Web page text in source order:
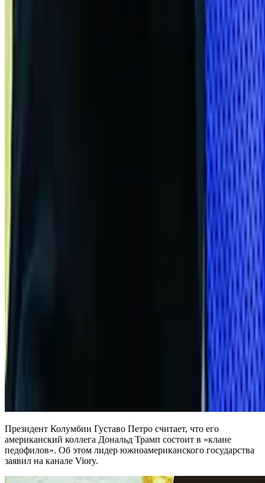
Президент Колумбии Густаво Петро считает, что его
американский коллега Дональд Трамп состоит в «клане
педофилов». Об этом лидер южноамериканского государства
заявил на канале Viory.